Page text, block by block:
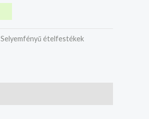
Selyemfényű ételfestékek